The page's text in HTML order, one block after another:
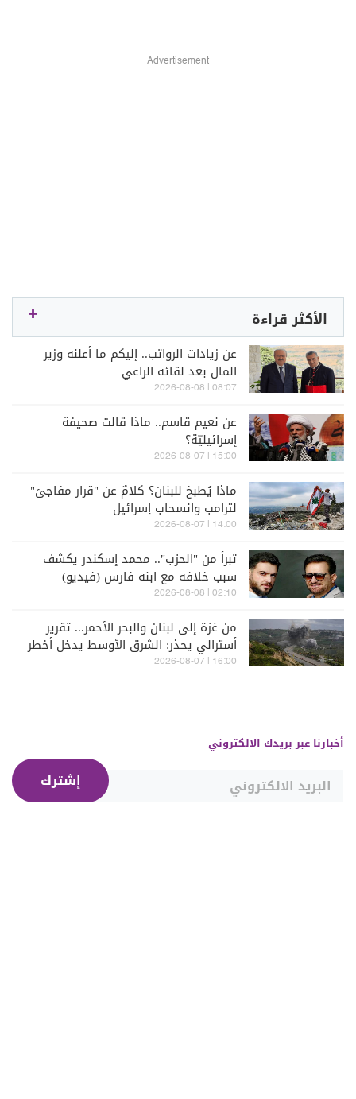
Advertisement
الأكثر قراءة
عن زيادات الرواتب.. إليكم ما أعلنه وزير
المال بعد لقائه الراعي
08:07 | 2026-08-08
عن نعيم قاسم.. ماذا قالت صحيفة
إسرائيليّة؟
15:00 | 2026-08-07
ماذا يُطبخ للبنان؟ كلامٌ عن "قرار مفاجئ"
لترامب وانسحاب إسرائيل
14:00 | 2026-08-07
تبرأ من "الحزب".. محمد إسكندر يكشف
سبب خلافه مع ابنه فارس (فيديو)
02:10 | 2026-08-08
من غزة إلى لبنان والبحر الأحمر... تقرير
أسترالي يحذر: الشرق الأوسط يدخل أخطر
مراحله
16:00 | 2026-08-07
أخبارنا عبر بريدك الالكتروني
إشترك